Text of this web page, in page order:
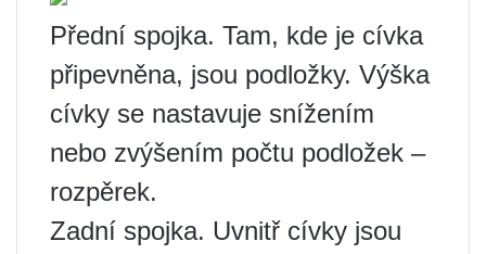
Přední spojka. Tam, kde je cívka
připevněna, jsou podložky. Výška
cívky se nastavuje snížením
nebo zvýšením počtu podložek –
rozpěrek.
Zadní spojka. Uvnitř cívky jsou